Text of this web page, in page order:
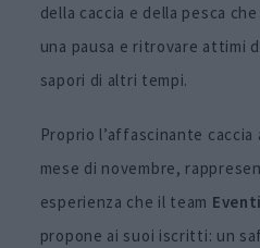
della caccia e della pesca
una pausa e ritrovare attimi
sapori di altri tempi.
Proprio l’affascinante
mese di novembre,
esperienza che il team Eventi
propone ai suoi iscritti: un